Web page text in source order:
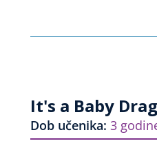
It's a Baby
Dob učenika: 3